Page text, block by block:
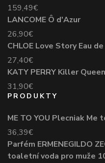
159,49€
LANCOME Ô d'Azur
26,90€
CHLOE Love Story Eau
27,40€
KATY PERRY Killer
31,90€
PRODUKTY
ME TO YOU Plecniak Me
36,39€
Parfém ERMENEGILDO
toaletní voda pro muže